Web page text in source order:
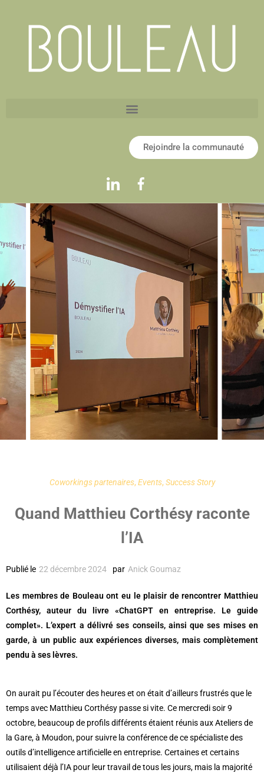
Rejoindre la communauté
Coworkings partenaires, Events, Success Story
Quand Matthieu Corthésy raconte
l’IA
Publié le 22 décembre 2024 par Anick Goumaz
Les membres de Bouleau ont eu le plaisir de rencontrer Matthieu
Corthésy, auteur du livre «ChatGPT en entreprise. Le guide
complet». L’expert a délivré ses conseils, ainsi que ses mises en
garde, à un public aux expériences diverses, mais complètement
pendu à ses lèvres.
On aurait pu l’écouter des heures et on était d’ailleurs frustrés que le
temps avec Matthieu Corthésy passe si vite. Ce mercredi soir 9
octobre, beaucoup de profils différents étaient réunis aux Ateliers de
la Gare, à Moudon, pour suivre la conférence de ce spécialiste des
outils d’intelligence artificielle en entreprise. Certaines et certains
utilisaient déjà l’IA pour leur travail de tous les jours, mais la majorité